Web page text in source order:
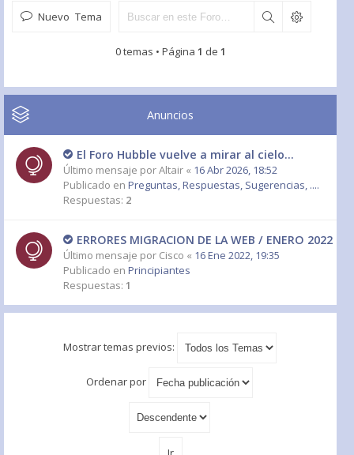
Nuevo Tema
0 temas • Página 1 de 1
Anuncios
El Foro Hubble vuelve a mirar al cielo...
Último mensaje porAltair « 16 Abr 2026, 18:52
Publicado en Preguntas, Respuestas, Sugerencias, ....
Respuestas: 2
ERRORES MIGRACION DE LA WEB / ENERO 2022
Último mensaje por Cisco « 16 Ene 2022, 19:35
Publicado en Principiantes
Respuestas: 1
Mostrar temas previos:
Ordenar por